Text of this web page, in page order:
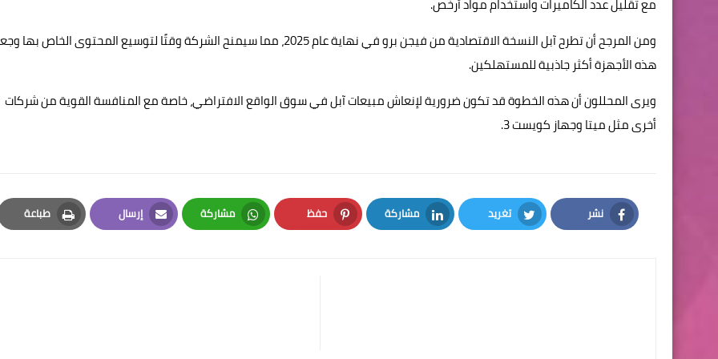
ومن المرجح أن تطرح آبل النسخة الاقتصادية من فيجن برو في نهاية عام 2025، مما سيمنح الشركة وقتًا لتوسيع المحتوى الخاص
هذه الأجهزة أكثر جاذبية للمستهلكين.
ويرى المحللون أن هذه الخطوة قد تكون ضرورية لإنعاش مبيعات آبل في سوق الواقع الافتراضي، خاصة مع المنافسة القوية من شركات
أخرى مثل ميتا وجهاز كويست 3.
نشر
Facebook
تغريد
Twitter
مشاركة
LinkedIn
حفظ
Pinterest
مشاركة
Whatsapp
إرسال
Email
طباعة
Print